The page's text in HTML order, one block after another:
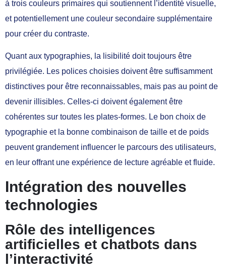
à trois couleurs primaires qui soutiennent l’identité visuelle,
et potentiellement une couleur secondaire supplémentaire
pour créer du contraste.
Quant aux typographies, la lisibilité doit toujours être
privilégiée. Les polices choisies doivent être suffisamment
distinctives pour être reconnaissables, mais pas au point de
devenir illisibles. Celles-ci doivent également être
cohérentes sur toutes les plates-formes. Le bon choix de
typographie et la bonne combinaison de taille et de poids
peuvent grandement influencer le parcours des utilisateurs,
en leur offrant une expérience de lecture agréable et fluide.
Intégration des nouvelles
technologies
Rôle des intelligences
artificielles et chatbots dans
l’interactivité